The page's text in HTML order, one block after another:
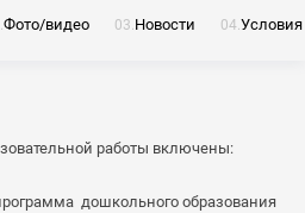
Фото/видео Новости
работы включены:
дошкольного образования
я даю согласие
персональных данных